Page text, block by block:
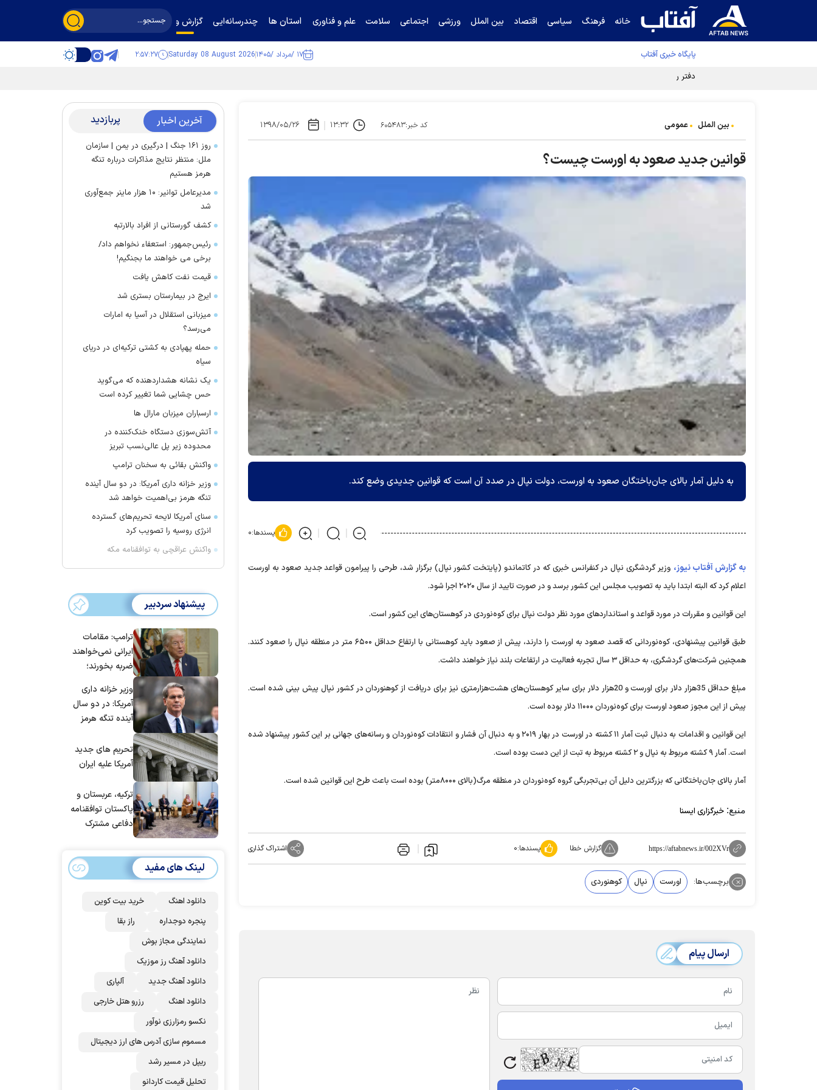
خانه فرهنگ سیاسی اقتصاد بین الملل ورزشی اجتماعی سلامت علم و فناوری استان ها چندرسانه‌ایی گزارش و گفت‌وگو
پایگاه خبری آفتاب ۱۷ /مرداد /۱۴۰۵ Saturday 08 August 2026 ۲:۵۷:۲۸
دفتر رهبر انقلاب ادعای خرازی درباره پزشکیان را تکذیب کرد
بین الملل عمومی کد خبر:۶۰۵۴۸۳ ۱۳:۳۲ ۱۳۹۸/۰۵/۲۶
قوانین جدید صعود به اورست چیست؟
به دلیل آمار بالای جان‌باختگان صعود به اورست، دولت نپال در صدد آن است که قوانین جدیدی وضع کند.
پسندها:۰
به گزارش آفتاب نیوز، وزیر گردشگری نپال در کنفرانس خبری که در کاتماندو (پایتخت کشور نپال) برگزار شد، طرحی را پیرامون قواعد جدید صعود به اورست
اعلام کرد که البته ابتدا باید به تصویب مجلس این کشور برسد و در صورت تایید از سال ۲۰۲۰ اجرا شود.
این قوانین و مقررات در مورد قواعد و استانداردهای مورد نظر دولت نپال برای کوه‌نوردی در کوهستان‌های این کشور است.
طبق قوانین پیشنهادی، کوه‌نوردانی که قصد صعود به اورست را دارند، پیش از صعود باید کوهستانی با ارتفاع حداقل ۶۵۰۰ متر در منطقه نپال را صعود کنند.
همچنین شرکت‌های گردشگری، به حداقل ۳ سال تجربه فعالیت در ارتفاعات بلند نیاز خواهند داشت.
مبلغ حداقل 35هزار دلار برای اورست و 20هزار دلار برای سایر کوهستان‌های هشت‌هزارمتری نیز برای دریافت از کوهنوردان در کشور نپال پیش بینی شده است.
پیش از این مجوز صعود اورست برای کوه‌نوردان ۱۱۰۰۰ دلار بوده است.
این قوانین و اقدامات به دنبال ثبت آمار ۱۱ کشته در اورست در بهار ۲۰۱۹ و به دنبال آن فشار و انتقادات کوه‌نوردان و رسانه‌های جهانی بر این کشور پیشنهاد شده
است. آمار ۹ کشته مربوط به نپال و ۲ کشته مربوط به تبت از این دست بوده است.
آمار بالای جان‌باختگانی که بزرگترین دلیل آن بی‌تجربگی گروه کوه‌نوردان در منطقه مرگ(بالای ۸۰۰۰متر) بوده است باعث طرح این قوانین شده است.
منبع: خبرگزاری ایسنا
https://aftabnews.ir/002XVr گزارش خطا پسندها:۰ اشتراک گذاری
برچسب‌ها: اورست نپال کوهنوردی
ارسال پیام
آخرین اخبار پربازدید
روز ۱۶۱ جنگ | درگیری در یمن | سازمان
ملل: منتظر نتایج مذاکرات درباره تنگه
هرمز هستیم
مدیرعامل توانیر: ۱۰ هزار ماینر جمع‌آوری
شد
کشف گورستانی از افراد بالارتبه
رئیس‌جمهور: استعفاء نخواهم داد/
برخی می خواهند ما بجنگیم!
قیمت نفت کاهش یافت
ایرج در بیمارستان بستری شد
میزبانی استقلال در آسیا به امارات
می‌رسد؟
حمله پهپادی به کشتی ترکیه‌ای در دریای
سیاه
یک نشانه هشداردهنده که می‌گوید
حس چشایی شما تغییر کرده است
ارسباران میزبان مارال ها
آتش‌سوزی دستگاه خنک‌کننده در
محدوده زیر پل عالی‌نسب تبریز
واکنش بقائی به سخنان ترامپ
وزیر خزانه داری آمریکا: در دو سال آینده
تنگه هرمز بی‌اهمیت خواهد شد
سنای آمریکا لایحه تحریم‌های گسترده
انرژی روسیه را تصویب کرد
واکنش عراقچی به توافقنامه مکه
پیشنهاد سردبیر
ترامپ: مقامات
ایرانی نمی‌خواهند
ضربه بخورند؛
توافق برسند
وزیر خزانه داری
آمریکا: در دو سال
آینده تنگه هرمز
شد
تحریم های جدید
آمریکا علیه ایران
ترکیه، عربستان و
پاکستان توافقنامه
دفاعی مشترک
لینک های مفید
دانلود اهنگ
خرید بیت کوین
پنجره دوجداره
راز بقا
نمایندگی مجاز بوش
دانلود آهنگ رز‌ موزیک
دانلود آهنگ جدید
آلپاری
دانلود اهنگ
رزرو هتل خارجی
نکسو رمزارزی نوآور
مسموم سازی آدرس های ارز دیجیتال
ریپل در مسیر رشد
تحلیل قیمت کاردانو